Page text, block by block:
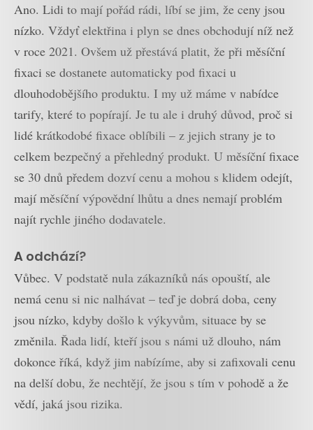
Ano. Lidi to mají pořád rádi, líbí se jim, že ceny jsou
nízko. Vždyť elektřina i plyn se dnes obchodují níž než
v roce 2021. Ovšem už přestává platit, že při měsíční
fixaci se dostanete automaticky pod fixaci u
dlouhodobějšího produktu. I my už máme v nabídce
tarify, které to popírají. Je tu ale i druhý důvod, proč si
lidé krátkodobé fixace oblíbili – z jejich strany je to
celkem bezpečný a přehledný produkt. U měsíční fixace
se 30 dnů předem dozví cenu a mohou s klidem odejít,
mají měsíční výpovědní lhůtu a dnes nemají problém
najít rychle jiného dodavatele.
A odchází?
Vůbec. V podstatě nula zákazníků nás opouští, ale
nemá cenu si nic nalhávat – teď je dobrá doba, ceny
jsou nízko, kdyby došlo k výkyvům, situace by se
změnila. Řada lidí, kteří jsou s námi už dlouho, nám
dokonce říká, když jim nabízíme, aby si zafixovali cenu
na delší dobu, že nechtějí, že jsou s tím v pohodě a že
vědí, jaká jsou rizika.